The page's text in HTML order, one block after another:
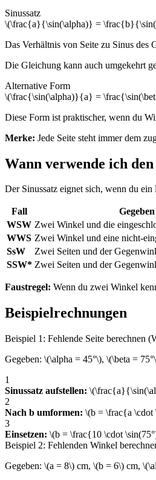
Sinussatz
\(\frac{a}{\sin(\alpha)} =
Das Verhältnis von Seite zu Sinus des
Die Gleichung kann auch umgekehrt
Alternative Form
\(\frac{\sin(\alpha)}{a} =
Diese Form ist praktischer, wenn du
Merke: Jede Seite steht immer dem
Wann verwende ich den
Der Sinussatz eignet sich, wenn du ein
Fall Gegeben
WSW Zwei Winkel und die
WWS Zwei Winkel und eine nicht-
SsW
Zwei Seiten und der
SSW* Zwei Seiten und der
Faustregel: Wenn du zwei Winkel
Beispielrechnungen
Beispiel 1: Fehlende Seite berechnen
Gegeben: \(\alpha = 45°\), \(\beta =
1
Sinussatz aufstellen:
2
Nach b umformen: \(b = \frac{a
3
Einsetzen: \(b = \frac{10 \cdot
Beispiel 2: Fehlenden Winkel
Gegeben: \(a = 8\) cm, \(b = 6\) cm,